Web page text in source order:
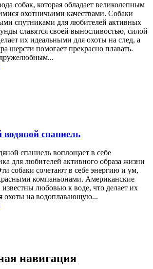
собак, которая обладает великолепным
охотничьими качествами. Собаки
спутниками для любителей активных
славятся своей выносливостью, силой
их идеальными для охоты на след, а
шерсти помогает прекрасно плавать.
спаниель
спаниель воплощает в себе
для любителей активного образа жизни
собаки сочетают в себе энергию и ум,
компаньонами. Американские
любовью к воде, что делает их
охоты на водоплавающую...
навигация